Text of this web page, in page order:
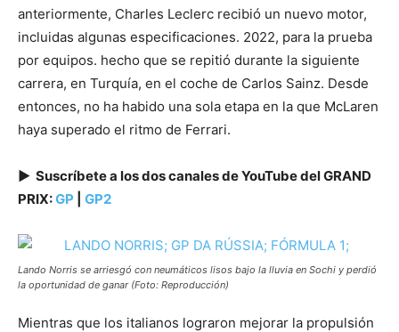
anteriormente, Charles Leclerc recibió un nuevo motor,
incluidas algunas especificaciones. 2022, para la prueba
por equipos. hecho que se repitió durante la siguiente
carrera, en Turquía, en el coche de Carlos Sainz. Desde
entonces, no ha habido una sola etapa en la que McLaren
haya superado el ritmo de Ferrari.
▶ ️ Suscríbete a los dos canales de YouTube del GRAND
PRIX:GP GP2
Lando Norris se arriesgó con neumáticos lisos bajo la lluvia en Sochi y perdió
la oportunidad de ganar (Foto: Reproducción)
Mientras que los italianos lograron mejorar la propulsión